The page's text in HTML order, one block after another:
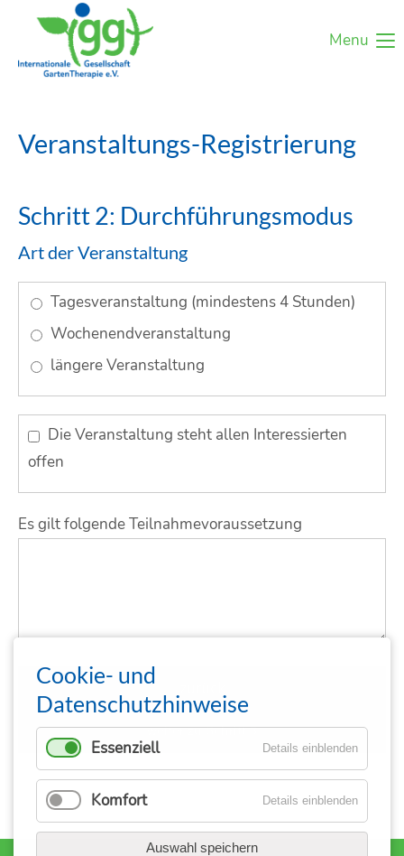
Menu
Veranstaltungs-Registrierung
Schritt 2: Durchführungsmodus
Art der Veranstaltung
Tagesveranstaltung (mindestens 4 Stunden)
Wochenendveranstaltung
längere Veranstaltung
Die Veranstaltung steht allen Interessierten
offen
Es gilt folgende Teilnahmevoraussetzung
weiter zu Schritt 3
Cookie- und
Datenschutzhinweise
Essenziell Details einblenden
Komfort Details einblenden
Auswahl speichern